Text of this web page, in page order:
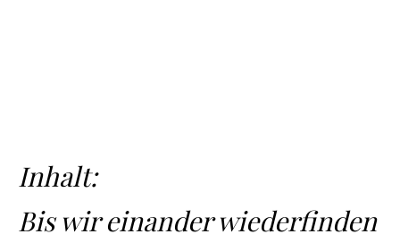
Inhalt:
Bis wir einander wiederfinden